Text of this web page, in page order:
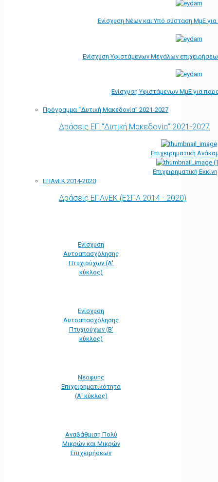
Ενίσχυση Νέων και Υπό σύσταση ΜμΕ
Ενίσχυση Υφιστάμενων Μεγάλων
Ενίσχυση Υφιστάμενων ΜμΕ για
Πρόγραμμα “Δυτική Μακεδονία” 2021-2027
Δράσεις ΕΠ "Δυτική Μακεδονία" 2021-2027
Επιχειρηματική
Επιχειρηματική
ΕΠΑνΕΚ 2014-2020
Δράσεις ΕΠΑνΕΚ (ΕΣΠΑ 2014 - 2020)
Ενίσχυση
Αυτοαπασχόλησης
Πτυχιούχων (Α'
κύκλος)
Ενίσχυση
Αυτοαπασχόλησης
Πτυχιούχων (Β'
κύκλος)
Νεοφυής
Επιχειρηματικότητα
(Α' κύκλος)
Αναβάθμιση Πολύ
Μικρών και Μικρών
Επιχειρήσεων